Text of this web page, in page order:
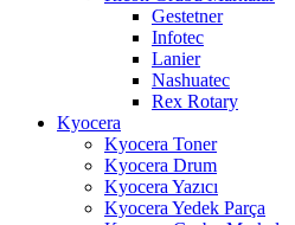
Gestetner
Infotec
Lanier
Nashuatec
Rex Rotary
Kyocera
Kyocera Toner
Kyocera Drum
Kyocera Yazıcı
Kyocera Yedek Parça